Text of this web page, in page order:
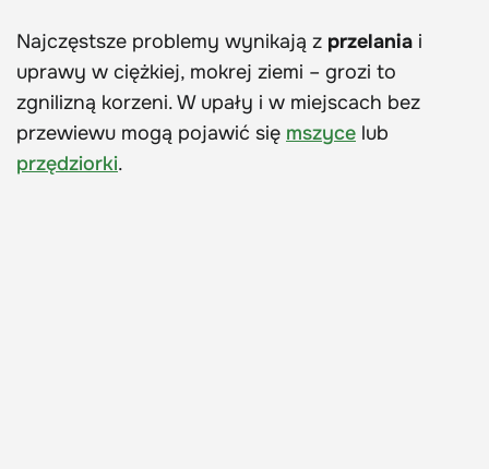
Najczęstsze problemy wynikają z przelania i
uprawy w ciężkiej, mokrej ziemi – grozi to
zgnilizną korzeni. W upały i w miejscach bez
przewiewu mogą pojawić się mszyce lub
przędziorki.